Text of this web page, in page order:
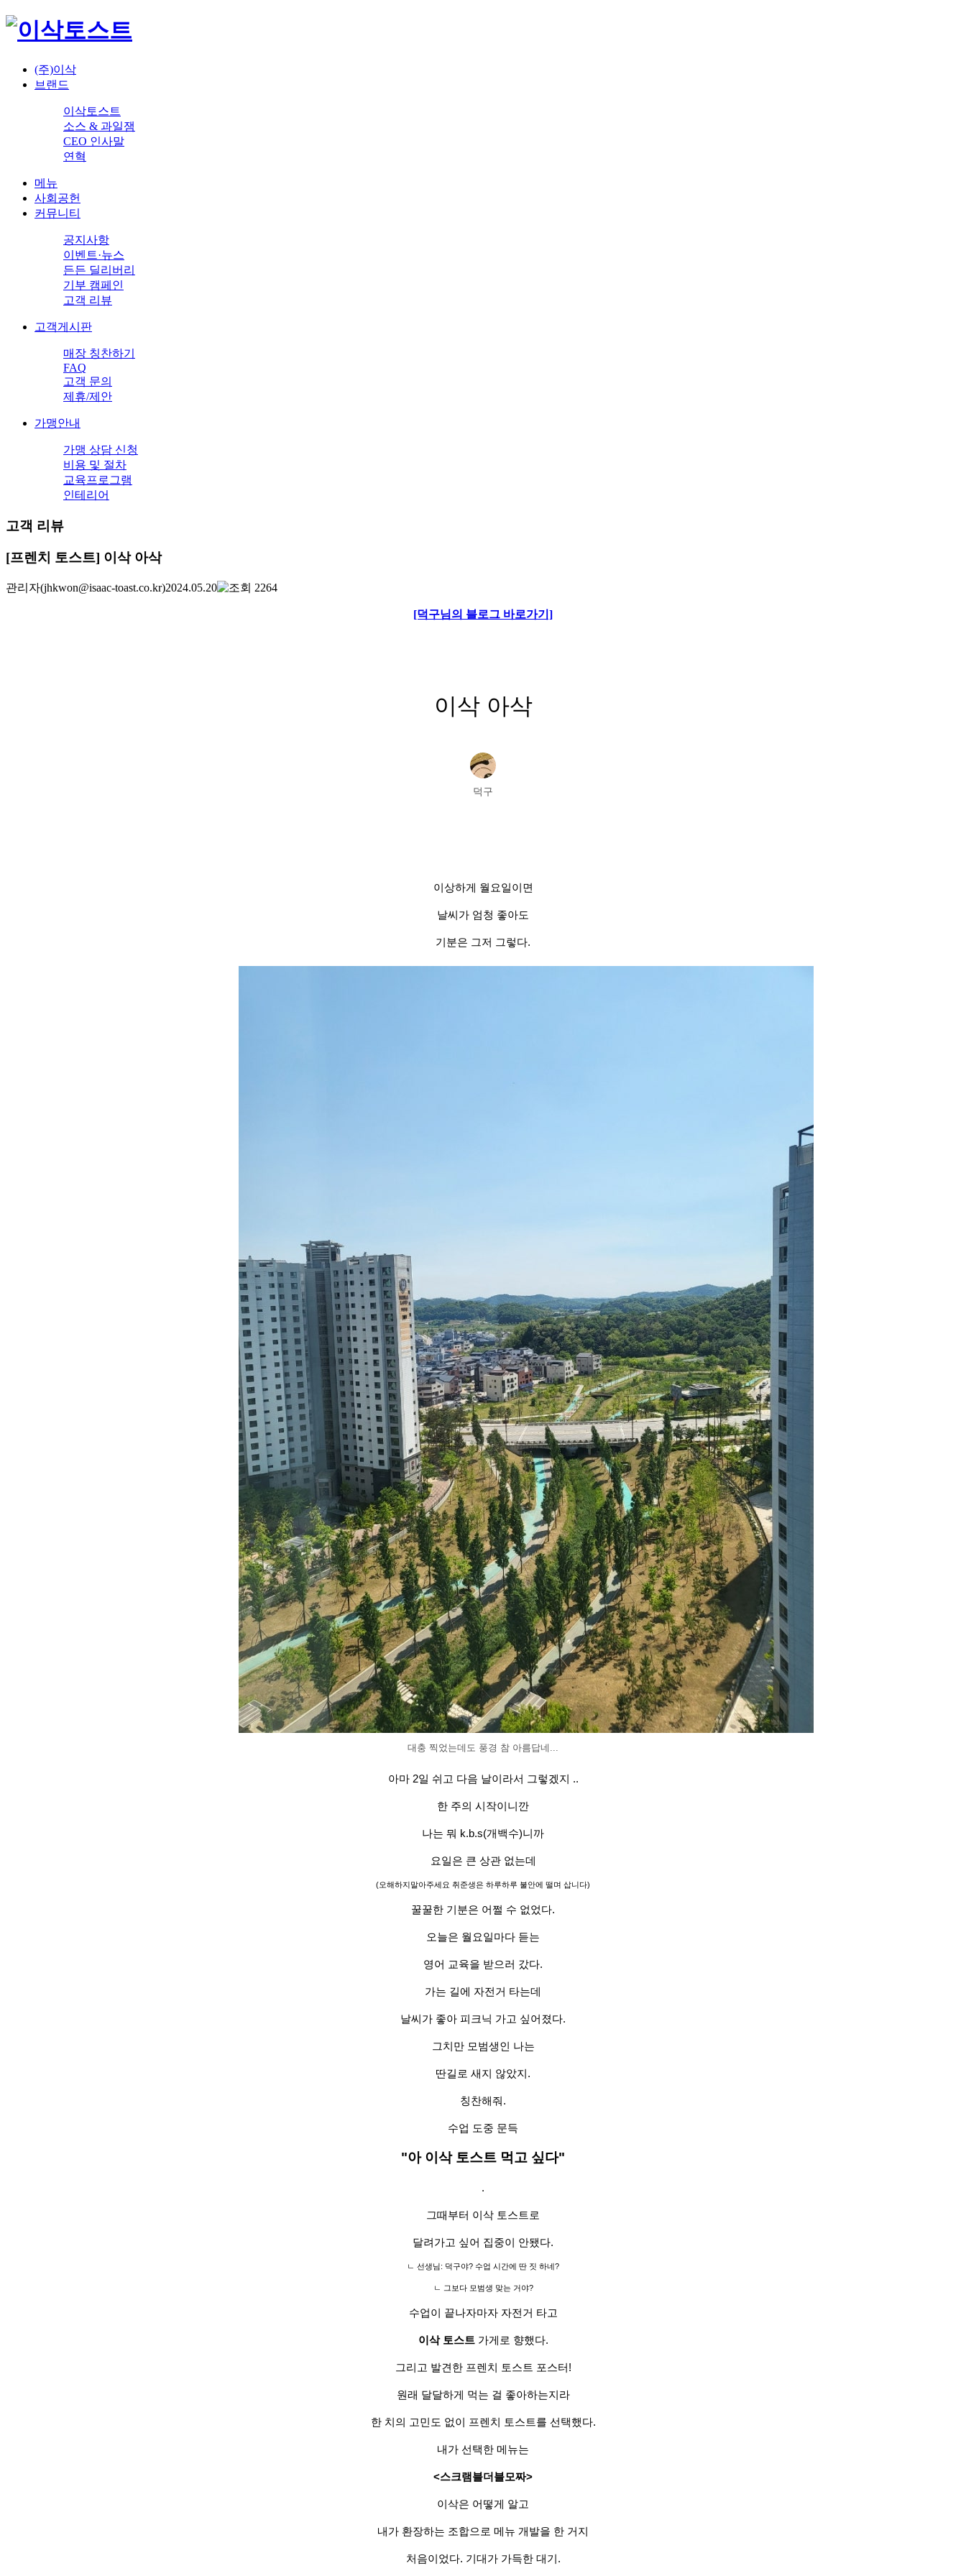
(주)이삭
브랜드
이삭토스트
소스 & 과일잼
CEO 인사말
연혁
메뉴
사회공헌
커뮤니티
공지사항
이벤트·뉴스
든든 딜리버리
기부 캠페인
고객 리뷰
고객게시판
매장 칭찬하기
FAQ
고객 문의
제휴/제안
가맹안내
가맹 상담 신청
비용 및 절차
교육프로그램
인테리어
고객 리뷰
[프렌치 토스트] 이삭 아삭
관리자(jhkwon@isaac-toast.co.kr)2024.05.20 2264
[덕구님의 블로그 바로가기]
이삭 아삭
덕구
이상하게 월요일이면
날씨가 엄청 좋아도
기분은 그저 그렇다.
대충 찍었는데도 풍경 참 아름답네...
아마 2일 쉬고 다음 날이라서 그렇겠지 ..
한 주의 시작이니깐
나는 뭐 k.b.s(개백수)니까
요일은 큰 상관 없는데
(오해하지말아주세요 취준생은 하루하루 불안에 떨며 삽니다)
꿀꿀한 기분은 어쩔 수 없었다.
오늘은 월요일마다 듣는
영어 교육을 받으러 갔다.
가는 길에 자전거 타는데
날씨가 좋아 피크닉 가고 싶어졌다.
그치만 모범생인 나는
딴길로 새지 않았지.
칭찬해줘.
수업 도중 문득
"아 이삭 토스트 먹고 싶다"
.
그때부터 이삭 토스트로
달려가고 싶어 집중이 안됐다.
ㄴ 선생님: 덕구야? 수업 시간에 딴 짓 하네?
ㄴ 그보다 모범생 맞는 거야?
수업이 끝나자마자 자전거 타고
이삭 토스트 가게 로 향했다.
그리고 발견한 프렌치 토스트 포스터!
원래 달달하게 먹는 걸 좋아하는지라
한 치의 고민도 없이 프렌치 토스트를 선택했다.
내가 선택한 메뉴는
<스크램블더블모짜>
이삭은 어떻게 알고
내가 환장하는 조합으로 메뉴 개발을 한 거지
처음이었다. 기대가 가득한 대기.